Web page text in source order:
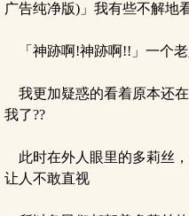
广告纯净版)」我有些不解地
「神跡啊!神跡啊!!」一个
我更加疑惑的看着原本还
我了??
此时在外人眼里的多莉丝
让人不敢直视